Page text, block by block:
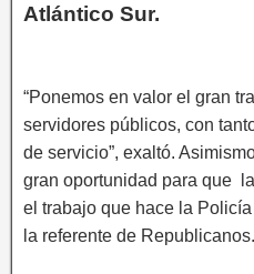
Atlántico Sur.
“Ponemos en valor el gran
servidores públicos, con
de servicio”, exaltó.
gran oportunidad para que
el trabajo que hace la
la referente de Republicanos.